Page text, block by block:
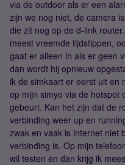
via de outdoor als er een
zijn we nog niet, de camera
die zit nog op de d-link
meest vreemde tijdstippen,
gaat er alleen in als er geen
dan wordt hij opnieuw
ik de simkaart er eerst uit en
op mijn simyo via de hotspot
gebeurt. Kan het zijn dat de
verbinding weer up en
zwak en vaak is internet niet
verbinding is. Op mijn
wil testen en dan krijg ik